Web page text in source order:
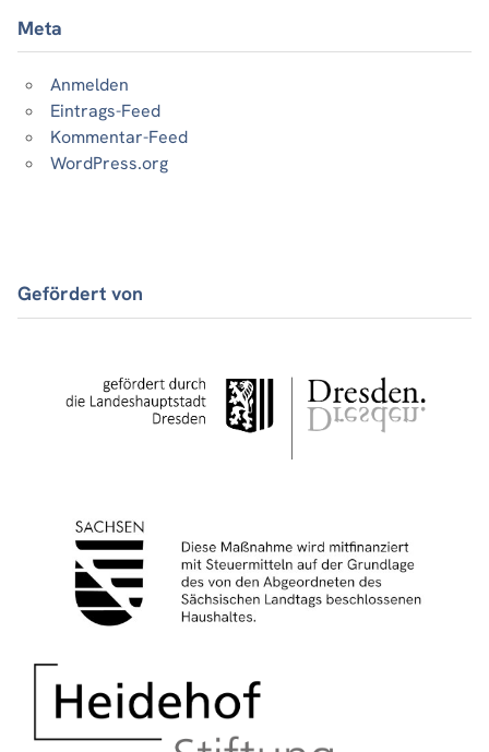
Meta
Anmelden
Eintrags-Feed
Kommentar-Feed
WordPress.org
Gefördert von